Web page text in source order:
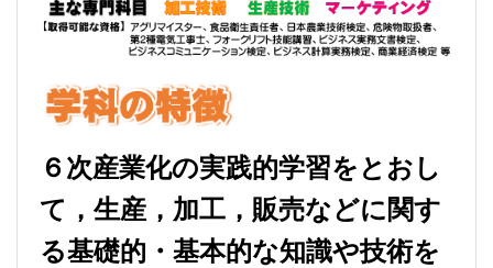
６次産業化の実践的学習をとおし
て，生産，加工，販売などに関す
る基礎的・基本的な知識や技術を